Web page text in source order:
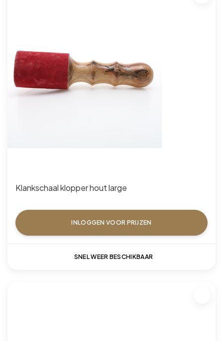
Klankschaal klopper hout large
INLOGGEN VOOR PRIJZEN
SNEL WEER BESCHIKBAAR